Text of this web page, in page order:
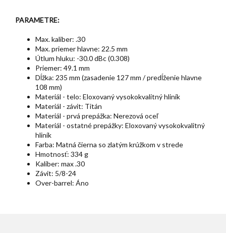
PARAMETRE:
Max. kaliber: .30
Max. priemer hlavne: 22.5 mm
Útlum hluku: -30.0 dBc (0.308)
Priemer: 49.1 mm
Dĺžka: 235 mm (zasadenie 127 mm / predĺženie hlavne
108 mm)
Materiál - telo: Eloxovaný vysokokvalitný hliník
Materiál - závit: Titán
Materiál - prvá prepážka: Nerezová oceľ
Materiál - ostatné prepážky: Eloxovaný vysokokvalitný
hliník
Farba: Matná čierna so zlatým krúžkom v strede
Hmotnosť: 334 g
Kaliber: max .30
Závit: 5/8-24
Over-barrel: Áno